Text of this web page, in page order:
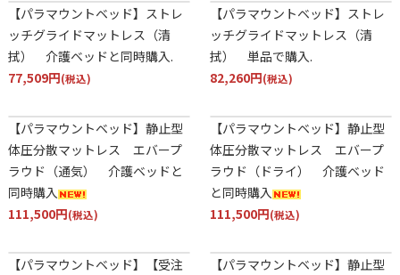
【パラマウントベッド】ストレ
ッチグライドマットレス（清
拭） 介護ベッドと同時購入.
77,509円(税込)
【パラマウントベッド】ストレ
ッチグライドマットレス（清
拭） 単品で購入.
82,260円(税込)
【パラマウントベッド】静止型
体圧分散マットレス エバープ
ラウド（通気） 介護ベッドと
同時購入
111,500円(税込)
【パラマウントベッド】静止型
体圧分散マットレス エバープ
ラウド（ドライ） 介護ベッド
と同時購入
111,500円(税込)
【パラマウントベッド】【受注
【パラマウントベッド】静止型